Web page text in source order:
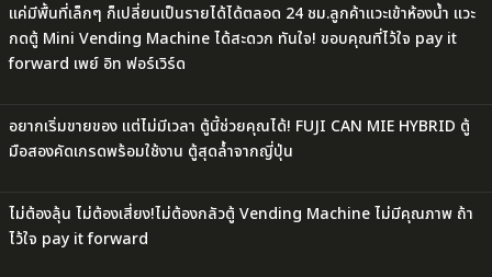
แค่มีพื้นที่เล็กๆ ก็เปลี่ยนเป็นรายได้ได้ตลอด 24 ชม.ลูกค้าแวะเข้าห้องน้ำ แวะ
กดตู้ Mini Vending Machine ได้สะดวก ทันใจ! ขอบคุณที่ไว้ใจ pay it
forward เพย์ อิท ฟอร์เวิร์ด
อยากเริ่มขายของ แต่ไม่มีเวลา ตู้นี้ช่วยคุณได้! FUJI CAN MIE HYBRID ตู้
มือสองคัดเกรดพร้อมใช้งาน ตู้สุดล้ำจากญี่ปุ่น
ไม่ต้องลุ้น ไม่ต้องเสี่ยง!ไม่ต้องกลัวตู้ Vending Machine ไม่มีคุณภาพ ถ้า
ไว้ใจ pay it forward